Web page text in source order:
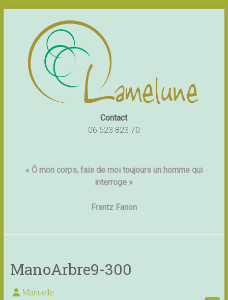
Contact
06 523 823 70
« Ô mon corps, fais de moi toujours un homme qui
interroge »
Frantz Fanon
ManoArbre9-300
Manuelle